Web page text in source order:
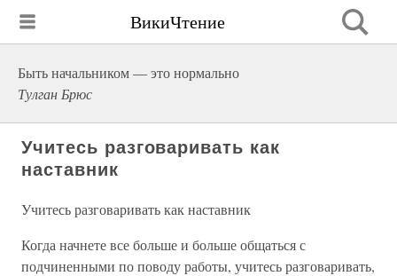
ВикиЧтение
Быть начальником — это нормально
Тулган Брюс
Учитесь разговаривать как
наставник
Учитесь разговаривать как наставник
Когда начнете все больше и больше общаться с
подчиненными по поводу работы, учитесь разговаривать,